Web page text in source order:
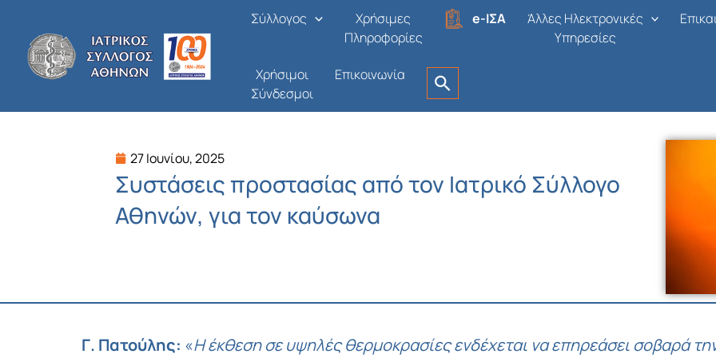
περιεχόμενο
Σύλλογος
Χρήσιμες
Πληροφορίες
e-ΙΣΑ
Άλλες Ηλεκτρονικές
Υπηρεσίες
Χρήσιμοι
Σύνδεσμοι
Επικοινωνία
27 Ιουνίου, 2025
Συστάσεις προστασίας από τον Ιατρικό Σύλλογο
Αθηνών, για τον καύσωνα
Γ. Πατούλης: «Η έκθεση σε υψηλές θερμοκρασίες ενδέχεται να επηρεάσει σοβαρά